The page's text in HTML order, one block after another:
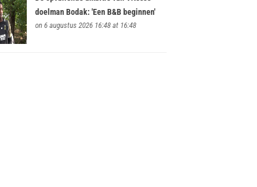
doelman Bodak: 'Een B&B beginnen'
on 6 augustus 2026 16:48 at 16:48